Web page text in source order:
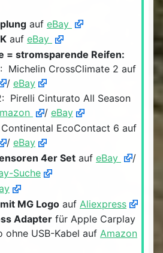
auf eBay
auf eBay
= stromsparende Reifen:
Michelin CrossClimate 2 auf
/ eBay
Pirelli Cinturato All Season
/ eBay
EcoContact 6 auf
/ eBay
4er Set auf eBay
/
Suche
MG Logo auf Aliexpress
Adapter für Apple Carplay
ohne USB-Kabel auf Amazon